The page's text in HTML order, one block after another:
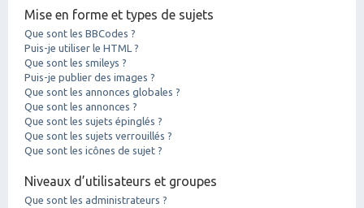
Mise en forme et types de sujets
Que sont les BBCodes ?
Puis-je utiliser le HTML ?
Que sont les smileys ?
Puis-je publier des images ?
Que sont les annonces globales ?
Que sont les annonces ?
Que sont les sujets épinglés ?
Que sont les sujets verrouillés ?
Que sont les icônes de sujet ?
Niveaux d’utilisateurs et groupes
Que sont les administrateurs ?